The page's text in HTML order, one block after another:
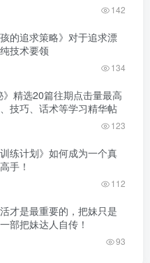
142
的追求策略》对于追求漂
技术要领
134
》精选20篇往期点击量最高
技巧、话术等学习精华帖
123
练计划》如何成为一个真
手！
112
才是最重要的，把妹只是
部把妹达人自传！
93